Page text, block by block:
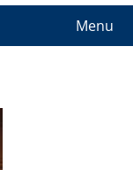
Menu